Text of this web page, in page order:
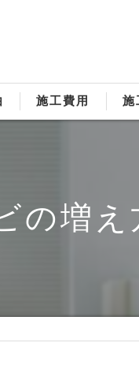
施工費用 施
の増